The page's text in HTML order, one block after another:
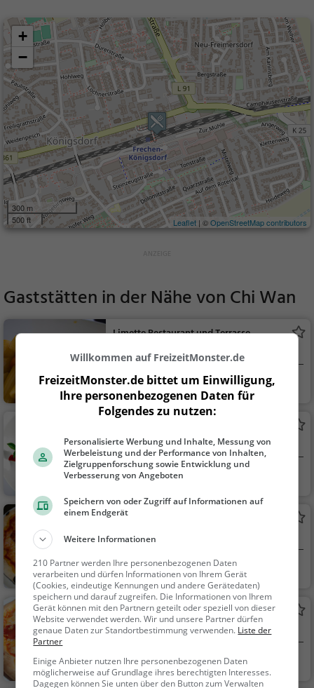
+
−
300 m
500 ft
Leaflet | ©OpenStreetMap contributors
Gaststätten in der Nähe vonChi Wan
Limette Restaurant und Terrasse
Italienisches Restaurant in Frechen
Frechen
Restaurant, Italie
nisch, Pizza, Europäis
ch, Mittagessen, Abe
h, Mediterran
Eiscafé / Eisdiele in Frechen
Frechen
La Strada
Pizzeria in Frechen
Frechen
Restaurant, Pizza,
Abendessen, Italienis
ch, Mittagessen
La Strada 7 VIPizza
Pizzeria in Pulheim
Pulheim
Restaurant, Pizza,
Abendessen, Italienis
Willkommen auf FreizeitMonster.de
FreizeitMonster.de bittet um Einwilligung,
Ihre personenbezogenen Daten für
Folgendes zu nutzen:
Personalisierte Werbung und Inhalte, Messung von
Werbeleistung und der Performance von Inhalten,
Zielgruppenforschung sowie Entwicklung und
Verbesserung von Angeboten
Speichern von oder Zugriff auf Informationen auf
einem Endgerät
Weitere Informationen
210 Partner werden Ihre personenbezogenen Daten
verarbeiten und dürfen Informationen von Ihrem Gerät
(Cookies, eindeutige Kennungen und andere Gerätedaten)
speichern und darauf zugreifen. Die Informationen von Ihrem
Gerät können mit den Partnern geteilt oder speziell von dieser
Website verwendet werden. Wir und unsere Partner dürfen
genaue Daten zur Standortbestimmung verwenden. Liste der
Partner
Einige Anbieter nutzen Ihre personenbezogenen Daten
möglicherweise auf Grundlage ihres berechtigten Interesses.
Dagegen können Sie unten über den Button zum Verwalten